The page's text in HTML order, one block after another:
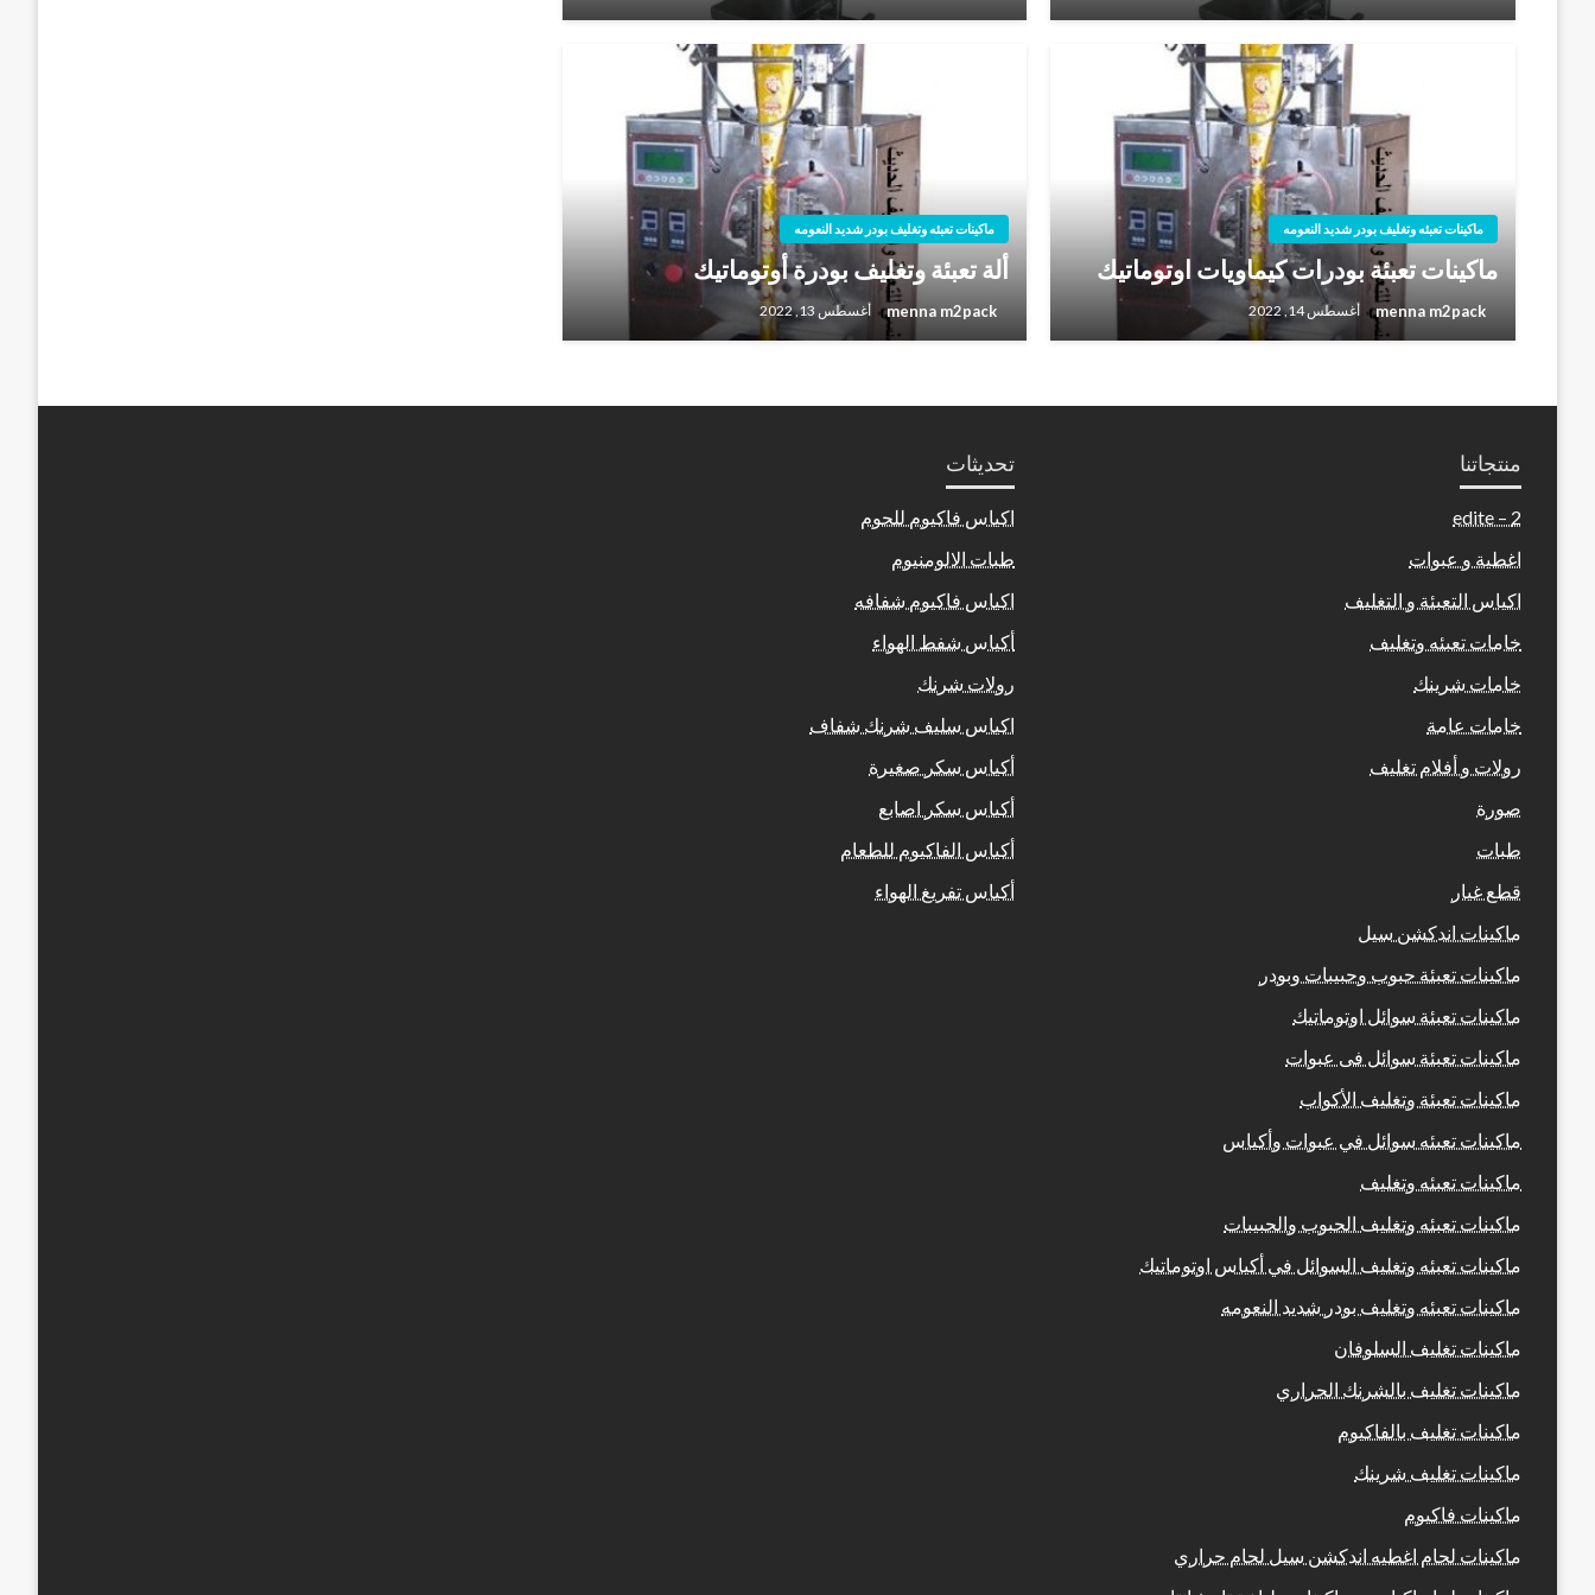
ماكينات تعبئه وتغليف بودر شديد النعومه
ماكينات تعبئة بودرات كيماويات اوتوماتيك
menna m2pack أغسطس 14, 2022
ماكينات تعبئه وتغليف بودر شديد النعومه
ألة تعبئة وتغليف بودرة أوتوماتيك
menna m2pack أغسطس 13, 2022
منتجاتنا
2 – edite
اغطية و عبوات
اكياس التعبئة و التغليف
خامات تعبئه وتغليف
خامات شرينك
خامات عامة
رولات و أفلام تغليف
صورة
طبات
قطع غيار
ماكينات اندكشن سيل
ماكينات تعبئة حبوب وحبيبات وبودر
ماكينات تعبئة سوائل اوتوماتيك
ماكينات تعبئة سوائل فى عبوات
ماكينات تعبئة وتغليف الأكواب
ماكينات تعبئه سوائل في عبوات وأكياس
ماكينات تعبئه وتغليف
ماكينات تعبئه وتغليف الحبوب والحبيبات
ماكينات تعبئه وتغليف السوائل في أكياس اوتوماتيك
ماكينات تعبئه وتغليف بودر شديد النعومه
ماكينات تغليف السلوفان
ماكينات تغليف بالشرنك الحراري
ماكينات تغليف بالفاكيوم
ماكينات تغليف شرينك
ماكينات فاكيوم
ماكينات لحام اغطيه اندكشن سيل لحام حراري
تحديثات
اكياس فاكيوم للحوم
طبات الالومنيوم
اكياس فاكيوم شفافه
أكياس شفط الهواء
رولات شرنك
اكياس سليف شرنك شفاف
أكياس سكر صغيرة
أكياس سكر اصابع
أكياس الفاكيوم للطعام
أكياس تفريغ الهواء